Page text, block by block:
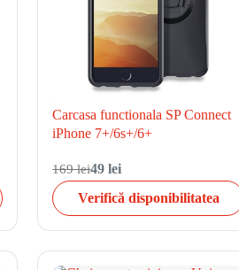
Carcasa functionala SP Connect
iPhone 7+/6s+/6+
169 lei49 lei
Verifică disponibilitatea